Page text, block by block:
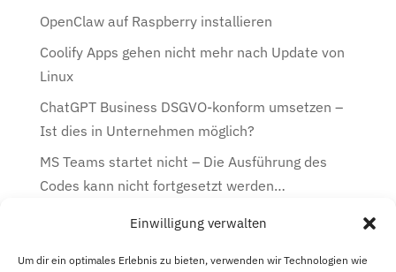
Einwilligung verwalten
Um dir ein optimales Erlebnis zu bieten, verwenden wir Technologien wie
OpenClaw auf Raspberry installieren
Coolify Apps gehen nicht mehr nach Update von
Linux
ChatGPT Business DSGVO-konform umsetzen –
Ist dies in Unternehmen möglich?
MS Teams startet nicht – Die Ausführung des
Codes kann nicht fortgesetzt werden…
Kategorien